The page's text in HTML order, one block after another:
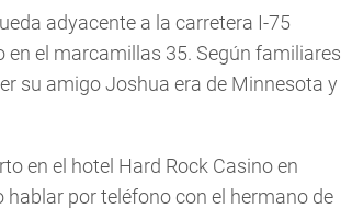
adyacente a la carretera I-75
el marcamillas 35. Según familiares
su amigo Joshua era de Minnesota y
en el hotel Hard Rock Casino en
hablar por teléfono con el hermano de